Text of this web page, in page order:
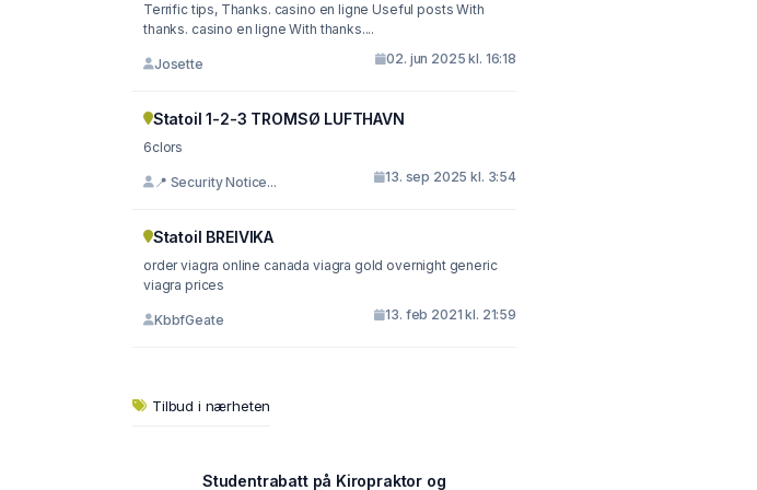
Terrific tips, Thanks. casino en ligne Useful posts With
thanks. casino en ligne With thanks....
Josette 02. jun 2025 kl. 16:18
Statoil 1-2-3 TROMSØ LUFTHAVN
6clors
📍 Security Notice... 13. sep 2025 kl. 3:54
Statoil BREIVIKA
order viagra online canada viagra gold overnight generic
viagra prices
KbbfGeate 13. feb 2021 kl. 21:59
Tilbud i nærheten
Studentrabatt på Kiropraktor og